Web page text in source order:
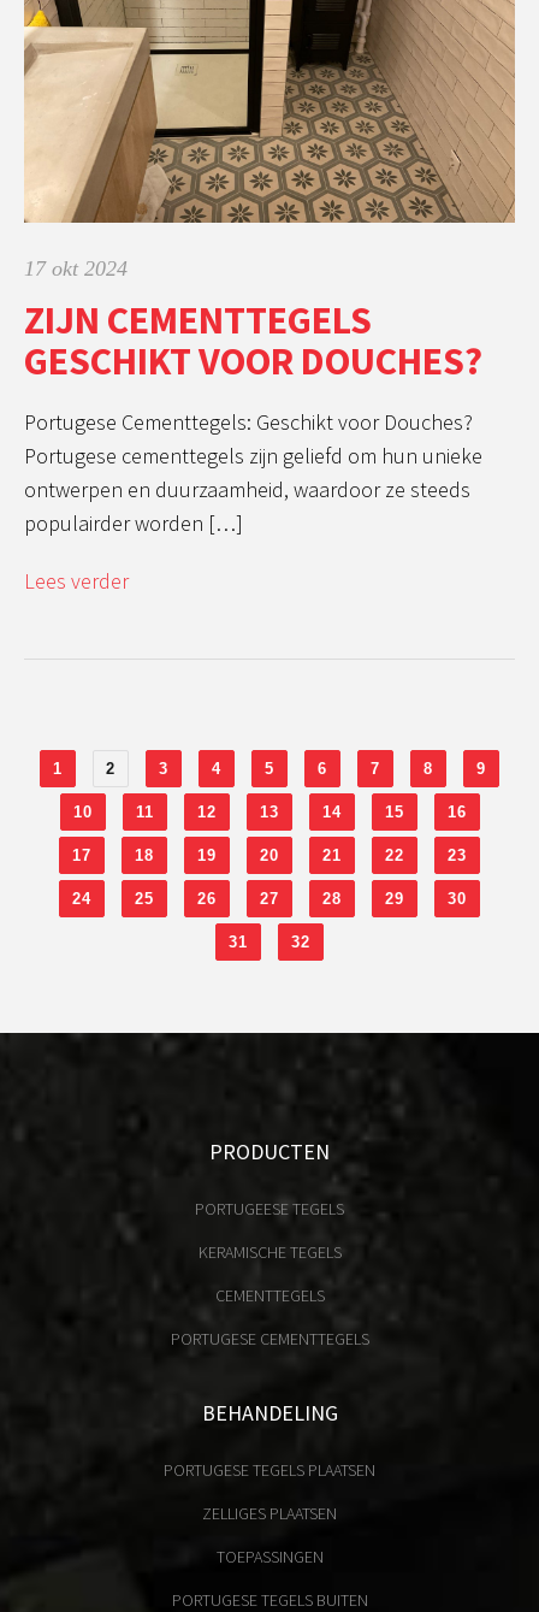
17 okt 2024
ZIJN CEMENTTEGELS
GESCHIKT VOOR DOUCHES?
Portugese Cementtegels: Geschikt voor Douches?
Portugese cementtegels zijn geliefd om hun unieke
ontwerpen en duurzaamheid, waardoor ze steeds
populairder worden […]
Lees verder
1 2 3 4 5 6 7 8 9
10 11 12 13 14 15 16
17 18 19 20 21 22 23
24 25 26 27 28 29 30
31 32
PRODUCTEN
PORTUGEESE TEGELS
KERAMISCHE TEGELS
CEMENTTEGELS
PORTUGESE CEMENTTEGELS
BEHANDELING
PORTUGESE TEGELS PLAATSEN
ZELLIGES PLAATSEN
TOEPASSINGEN
PORTUGESE TEGELS BUITEN